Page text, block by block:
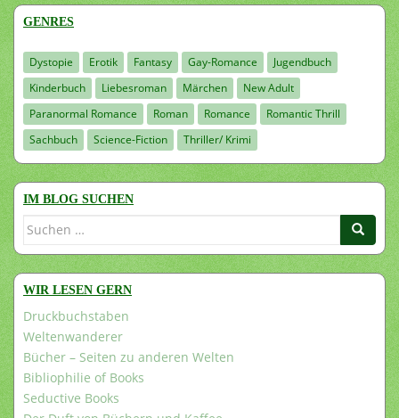
GENRES
Dystopie Erotik Fantasy Gay-Romance
Jugendbuch
Kinderbuch
Liebesroman Märchen
New Adult
Paranormal Romance
Roman Romance
Romantic Thrill
Sachbuch
Science-Fiction Thriller/ Krimi
IM BLOG SUCHEN
Suchen
WIR LESEN GERN
Druckbuchstaben
Weltenwanderer
Bücher – Seiten zu anderen Welten
Bibliophilie of Books
Seductive Books